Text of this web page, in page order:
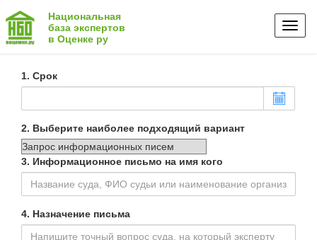
Национальная
база экспертов
в Оценке ру
1. Срок
2. Выберите наиболее подходящий вариант
3. Информационное письмо на имя кого
4. Назначение письма